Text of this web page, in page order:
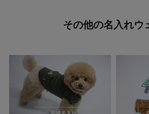
その他の名入れウ